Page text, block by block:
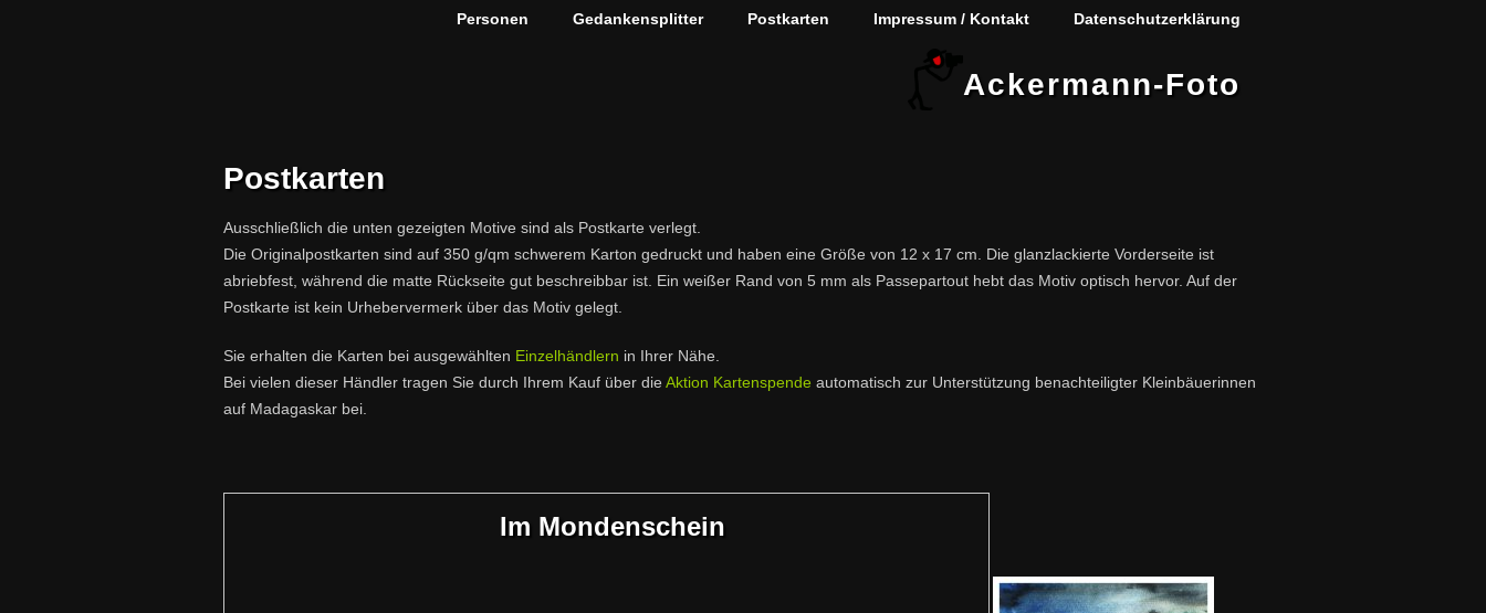
Personen Gedankensplitter Postkarten Impressum / Kontakt Datenschutzerklärung
Ackermann-Foto
Postkarten
Ausschließlich die unten gezeigten Motive sind als Postkarte verlegt.
Die Originalpostkarten sind auf 350 g/qm schwerem Karton gedruckt und haben eine Größe von 12 x 17 cm. Die glanzlackierte Vorderseite ist
abriebfest, während die matte Rückseite gut beschreibbar ist. Ein weißer Rand von 5 mm als Passepartout hebt das Motiv optisch hervor. Auf der
Postkarte ist kein Urhebervermerk über das Motiv gelegt.
Sie erhalten die Karten bei ausgewählten Einzelhändlern in Ihrer Nähe.
Bei vielen dieser Händler tragen Sie durch Ihrem Kauf über die Aktion Kartenspende automatisch zur Unterstützung benachteiligter Kleinbäuerinnen
auf Madagaskar bei.
Im Mondenschein